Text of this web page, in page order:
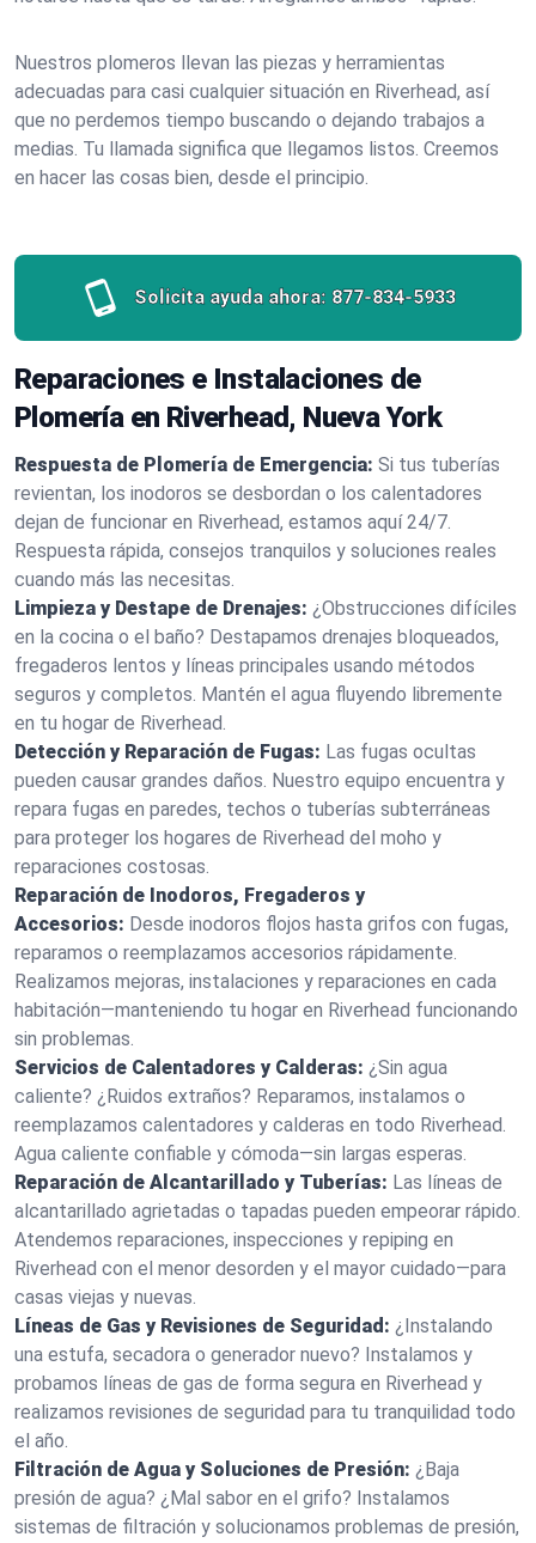
Nuestros plomeros llevan las piezas y herramientas
adecuadas para casi cualquier situación en Riverhead, así
que no perdemos tiempo buscando o dejando trabajos a
medias. Tu llamada significa que llegamos listos. Creemos
en hacer las cosas bien, desde el principio.
Solicita ayuda ahora: 877-834-5933
Reparaciones e Instalaciones de
Plomería en Riverhead, Nueva York
Respuesta de Plomería de Emergencia: Si tus tuberías
revientan, los inodoros se desbordan o los calentadores
dejan de funcionar en Riverhead, estamos aquí 24/7.
Respuesta rápida, consejos tranquilos y soluciones reales
cuando más las necesitas.
Limpieza y Destape de Drenajes: ¿Obstrucciones difíciles
en la cocina o el baño? Destapamos drenajes bloqueados,
fregaderos lentos y líneas principales usando métodos
seguros y completos. Mantén el agua fluyendo libremente
en tu hogar de Riverhead.
Detección y Reparación de Fugas: Las fugas ocultas
pueden causar grandes daños. Nuestro equipo encuentra y
repara fugas en paredes, techos o tuberías subterráneas
para proteger los hogares de Riverhead del moho y
reparaciones costosas.
Reparación de Inodoros, Fregaderos y
Accesorios: Desde inodoros flojos hasta grifos con fugas,
reparamos o reemplazamos accesorios rápidamente.
Realizamos mejoras, instalaciones y reparaciones en cada
habitación—manteniendo tu hogar en Riverhead funcionando
sin problemas.
Servicios de Calentadores y Calderas: ¿Sin agua
caliente? ¿Ruidos extraños? Reparamos, instalamos o
reemplazamos calentadores y calderas en todo Riverhead.
Agua caliente confiable y cómoda—sin largas esperas.
Reparación de Alcantarillado y Tuberías: Las líneas de
alcantarillado agrietadas o tapadas pueden empeorar rápido.
Atendemos reparaciones, inspecciones y repiping en
Riverhead con el menor desorden y el mayor cuidado—para
casas viejas y nuevas.
Líneas de Gas y Revisiones de Seguridad: ¿Instalando
una estufa, secadora o generador nuevo? Instalamos y
probamos líneas de gas de forma segura en Riverhead y
realizamos revisiones de seguridad para tu tranquilidad todo
el año.
Filtración de Agua y Soluciones de Presión: ¿Baja
presión de agua? ¿Mal sabor en el grifo? Instalamos
sistemas de filtración y solucionamos problemas de presión,